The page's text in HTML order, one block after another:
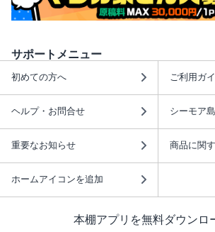
サポートメニュー
初めての方へ ご利用ガ
ヘルプ・お問合せ シーモア島
重要なお知らせ 商品に関
ホームアイコンを追加
本棚アプリを無料ダウンロ